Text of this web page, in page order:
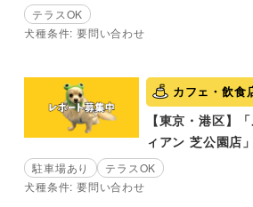
テラスOK
犬種条件: 要問い合わせ
カフェ・飲食
【東京・港区】
ィアン 芝公園店」
駐車場あり
テラスOK
犬種条件: 要問い合わせ